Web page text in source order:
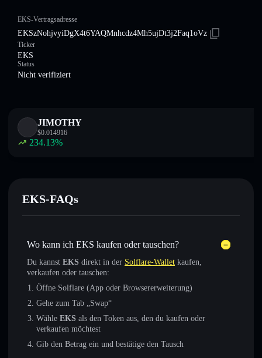
EKS-Vertragsadresse
EKSzNohjvyiDgX4t6YAQMnhcdz4Mh5ujDt3j2Faq1oVz
Ticker
EKS
Status
Nicht verifiziert
JIMOTHY
$0.014916
234.13%
EKS-FAQs
Wo kann ich EKS kaufen oder tauschen?
Du kannst EKS direkt in der Solflare-Wallet kaufen,
verkaufen oder tauschen:
Öffne Solflare (App oder Browsererweiterung)
Gehe zum Tab „Swap“
Wähle EKS als den Token aus, den du kaufen oder
verkaufen möchtest
Gib den Betrag ein und bestätige den Tausch